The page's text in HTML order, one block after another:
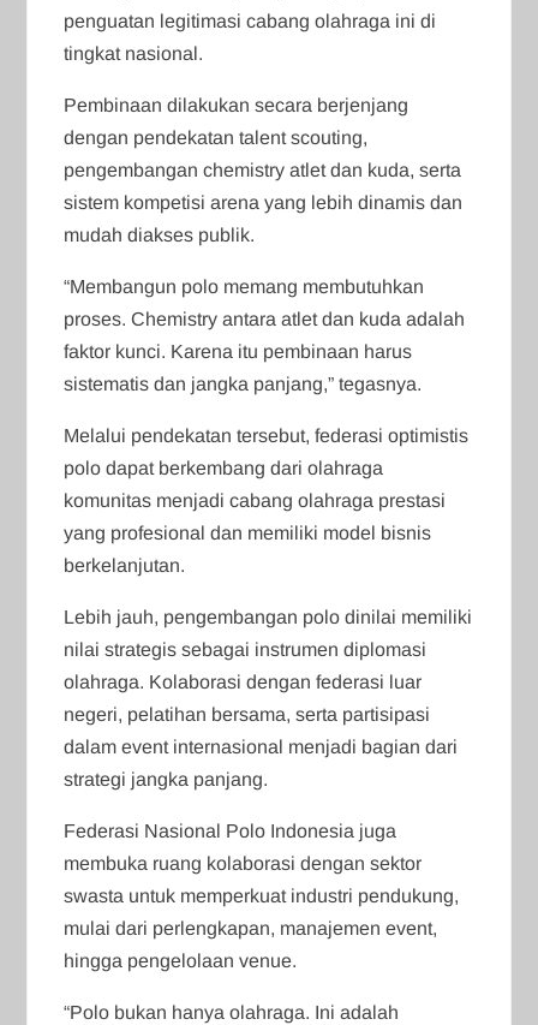
penguatan legitimasi cabang olahraga ini di
tingkat nasional.
Pembinaan dilakukan secara berjenjang
dengan pendekatan talent scouting,
pengembangan chemistry atlet dan kuda, serta
sistem kompetisi arena yang lebih dinamis dan
mudah diakses publik.
“Membangun polo memang membutuhkan
proses. Chemistry antara atlet dan kuda adalah
faktor kunci. Karena itu pembinaan harus
sistematis dan jangka panjang,” tegasnya.
Melalui pendekatan tersebut, federasi optimistis
polo dapat berkembang dari olahraga
komunitas menjadi cabang olahraga prestasi
yang profesional dan memiliki model bisnis
berkelanjutan.
Lebih jauh, pengembangan polo dinilai memiliki
nilai strategis sebagai instrumen diplomasi
olahraga. Kolaborasi dengan federasi luar
negeri, pelatihan bersama, serta partisipasi
dalam event internasional menjadi bagian dari
strategi jangka panjang.
Federasi Nasional Polo Indonesia juga
membuka ruang kolaborasi dengan sektor
swasta untuk memperkuat industri pendukung,
mulai dari perlengkapan, manajemen event,
hingga pengelolaan venue.
“Polo bukan hanya olahraga. Ini adalah